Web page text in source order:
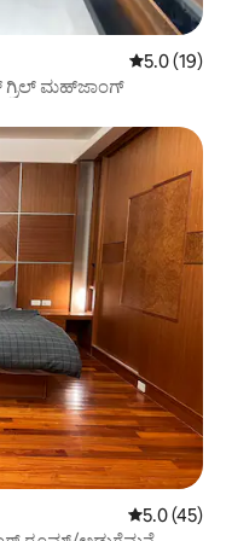
5 ರಲ್ಲಿ 5.0
5.0 (19)
ಗ್ರಿಲ್ ಮಹ್‌ಜಾಂಗ್
5 ರಲ್ಲಿ 5.0
5.0 (45)